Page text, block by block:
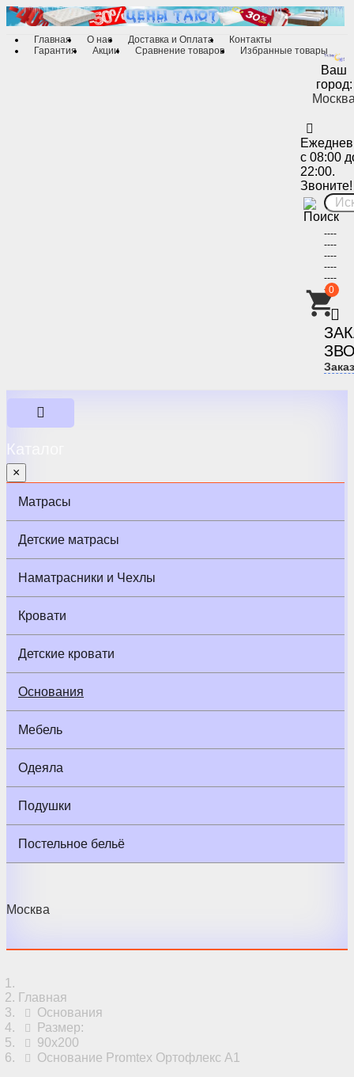
Главная О нас Доставка и Оплата
Контакты
Гарантия
Акции Сравнение товаров Избранные товары
Ваш
город:
с 08:00
22:00.
Звоните!
----
----
----
----
----
----
0
Каталог
×
Матрасы
Детские матрасы
Наматрасники и Чехлы
Кровати
Детские кровати
Основания
Мебель
Одеяла
Подушки
Постельное бельё
Москва
Главная
Основания
Размер:
90x200
Основание Promtex Ортофлекс А1